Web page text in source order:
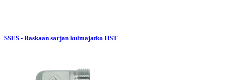
SSES - Raskaan sarjan kulmajatko HST